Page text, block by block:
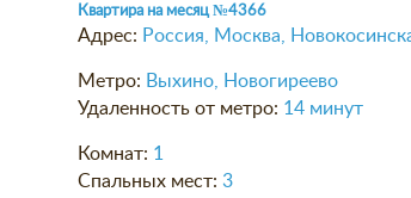
Квартира на месяц№4366
Адрес: Россия, Москва,
Метро: Выхино, Новогиреево
Удаленность от метро: 14 минут
Комнат: 1
Спальных мест: 3